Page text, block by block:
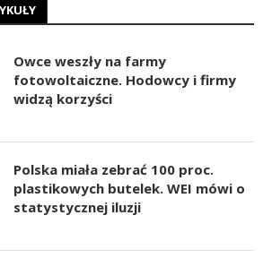
Owce weszły na farmy
fotowoltaiczne. Hodowcy i firmy
widzą korzyści
Polska miała zebrać 100 proc.
plastikowych butelek. WEI mówi o
statystycznej iluzji